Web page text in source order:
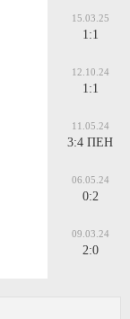
15.03.25
1:1
12.10.24
1:1
11.05.24
3:4 ПЕН
06.05.24
0:2
09.03.24
2:0